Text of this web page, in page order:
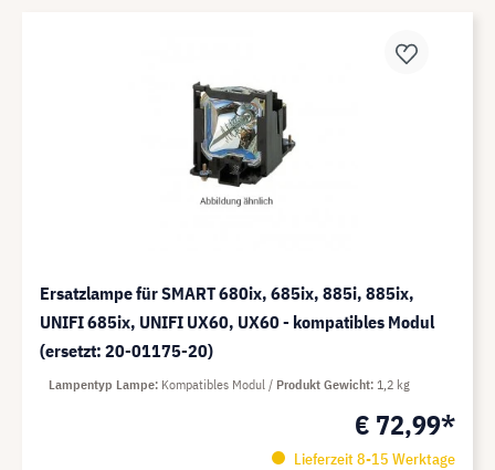
Ersatzlampe für SMART 680ix, 685ix, 885i, 885ix,
UNIFI 685ix, UNIFI UX60, UX60 - kompatibles Modul
(ersetzt: 20-01175-20)
€ 72,99*
Lieferzeit 8-15 Werktage
Lampentyp Lampe Kompatibles Modul Produkt Gewicht 1,2 kg